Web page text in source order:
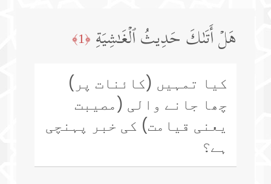
هَلۡ أَتَىٰكَ حَدِیثُ ٱلۡغَـٰشِیَةِ ﴿1﴾
کیا تمہیں (کائنات پر)
چھا جانے والی (مصیبت
یعنی قیامت) کی خبر پہنچی
ہے؟